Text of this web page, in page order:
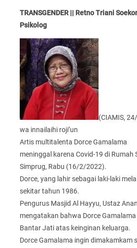
TRANSGENDER || Retno Triani
Psikolog
(CIAMIS,
wa innailaihi roji’un
Artis multitalenta Dorce Gamalama
meninggal karena Covid-19 di Rumah
Simprug, Rabu (16/2/2022).
Dorce, yang lahir sebagai laki-laki
sekitar tahun 1986.
Pengurus Masjid Al Hayyu, Ustaz
mengatakan bahwa Dorce
Bantar Jati atas keinginan keluarga.
Dorce Gamalama ingin dimakamkam